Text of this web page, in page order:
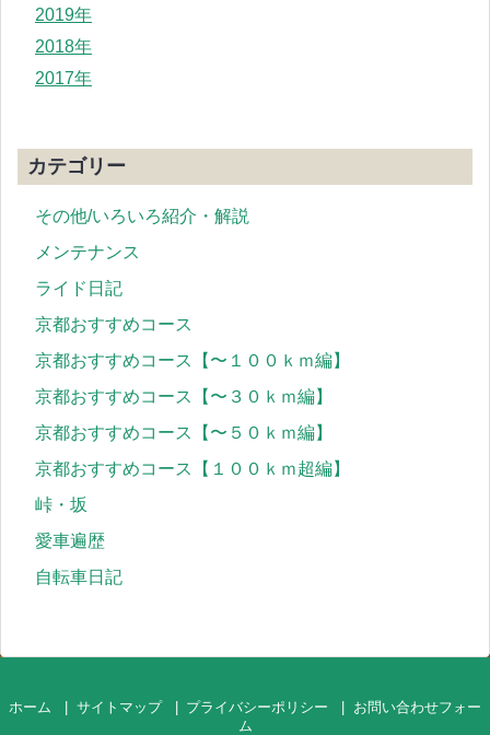
2019年
2018年
2017年
カテゴリー
その他/いろいろ紹介・解説
メンテナンス
ライド日記
京都おすすめコース
京都おすすめコース【〜１００ｋｍ編】
京都おすすめコース【〜３０ｋｍ編】
京都おすすめコース【〜５０ｋｍ編】
京都おすすめコース【１００ｋｍ超編】
峠・坂
愛車遍歴
自転車日記
ホーム サイトマップ プライバシーポリシー
お問い合わせフォー
ム